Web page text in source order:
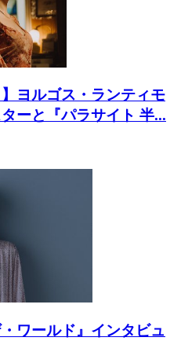
】ヨルゴス・ランティモ
ーと『パラサイト 半...
ワールド』インタビュ